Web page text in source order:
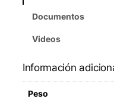
o
w
Documentos
Videos
Información
Peso